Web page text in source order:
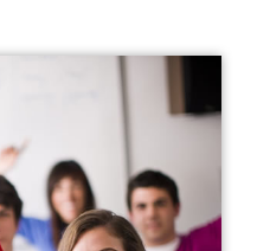
Curso Edades Días y
1 11 a 14 años
Básico Teens 1A 11 a 13